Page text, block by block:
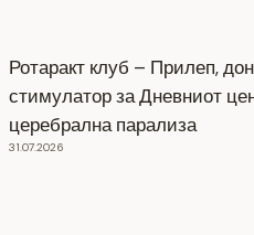
Ротаракт клуб – Прилеп,
стимулатор за Дневниот
церебрална парализа
31.07.2026